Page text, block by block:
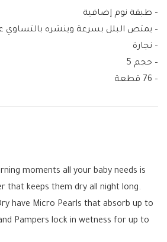
– طبقة نوم إضافية
– يمتص البلل بسرعة وينشره بالتساوي
– نجارة
– حجم 5
– 76 قطعة
moments all your baby needs is
that keeps them dry all night long.
have Micro Pearls that absorb up to
Pampers lock in wetness for up to